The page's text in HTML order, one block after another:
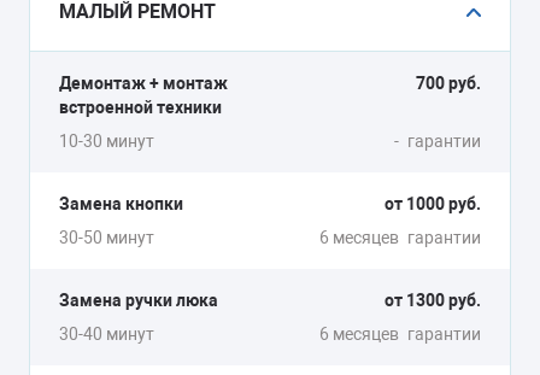
МАЛЫЙ РЕМОНТ
Демонтаж + монтаж
встроенной техники
700 руб.
10-30 минут - гарантии
Замена кнопки
от 1000 руб.
30-50 минут
6 месяцев гарантии
Замена ручки люка
от 1300 руб.
30-40 минут
6 месяцев гарантии